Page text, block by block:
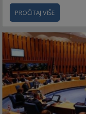
PROČITAJ VIŠE